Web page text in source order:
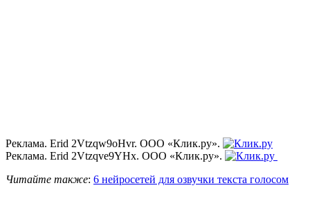
Реклама. Erid 2Vtzqw9oHvr. ООО «Клик.ру».
Реклама. Erid 2Vtzqve9YHx. ООО «Клик.ру».
Читайте также: 6 нейросетей для озвучки текста голосом